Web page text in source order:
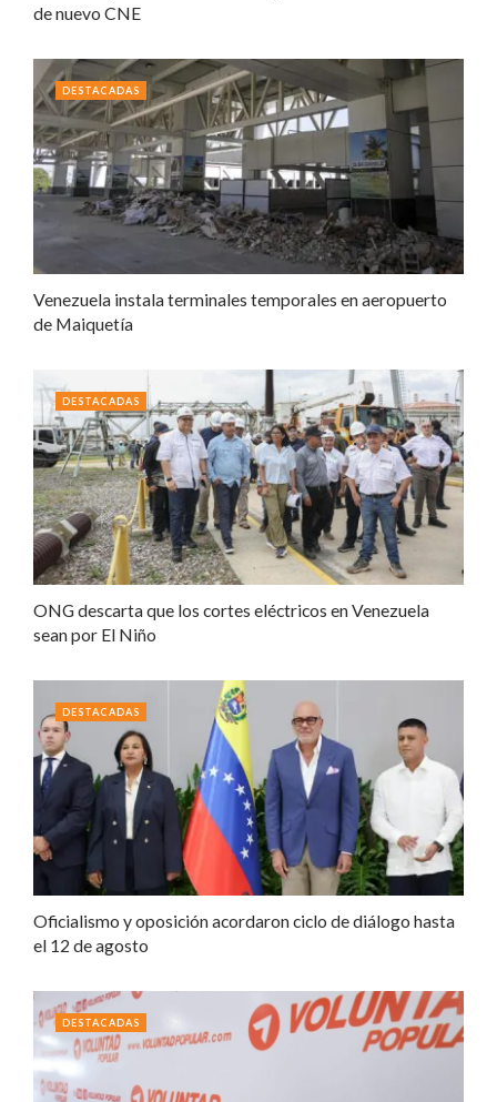
de nuevo CNE
Venezuela instala terminales temporales en aeropuerto
de Maiquetía
DESTACADAS
ONG descarta que los cortes eléctricos en Venezuela
sean por El Niño
DESTACADAS
Oficialismo y oposición acordaron ciclo de diálogo hasta
el 12 de agosto
DESTACADAS
DESTACADAS